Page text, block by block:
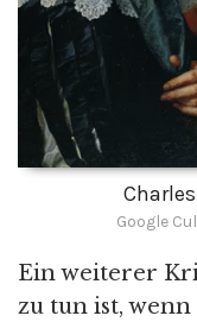
Google
Ein weiterer
zu tun ist,